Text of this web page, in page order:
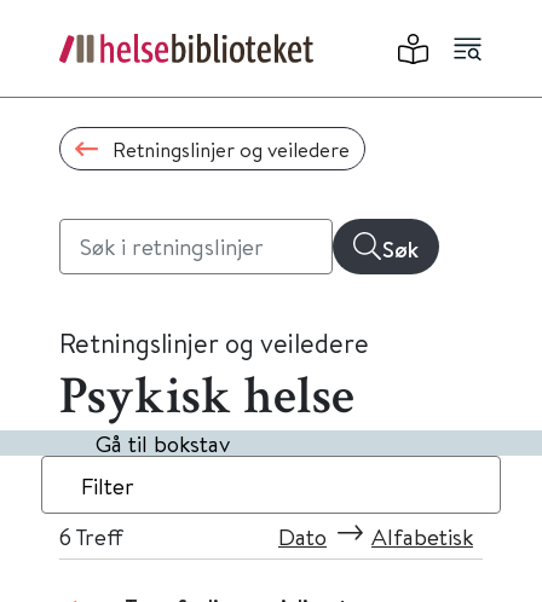
Retningslinjer og veiledere
Søk
Retningslinjer og veiledere
Psykisk helse
Gå til bokstav
Filter
6 Treff Dato Alfabetisk